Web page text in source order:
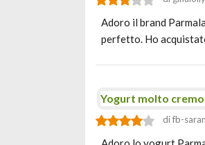
Adoro il brand
perfetto. Ho
Yogurt molto
di fb-